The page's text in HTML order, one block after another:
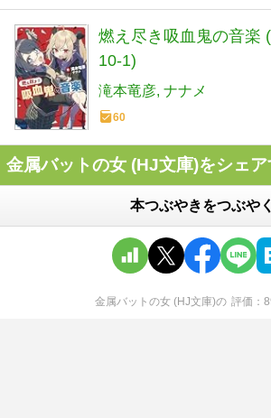
燃え尽き吸血鬼の音楽
10-1)
滝本竜彦 ナナメ
60
金属バットの女 (HJ文庫)をシェア
本つぶやきをつぶやく
金属バットの女 (HJ文庫)の 評価